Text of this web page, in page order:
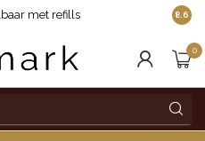
met refills 8.6
0